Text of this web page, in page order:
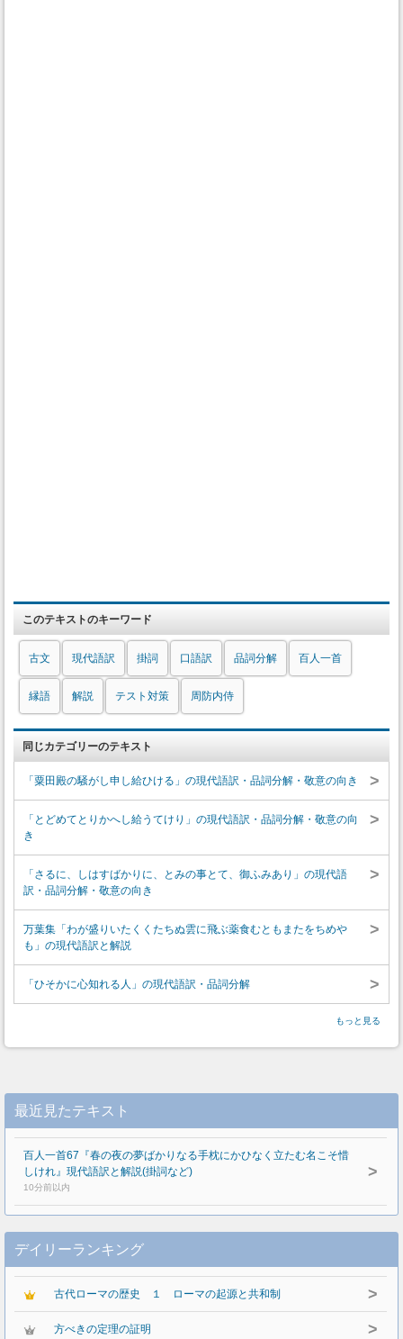
このテキストのキーワード
古文 現代語訳 掛詞 口語訳 品詞分解 百人一首
縁語 解説 テスト対策 周防内侍
同じカテゴリーのテキスト
「粟田殿の騒がし申し給ひける」の現代語訳・品詞分解・敬意の向き >
「とどめてとりかへし給うてけり」の現代語訳・品詞分解・敬意の向
き
>
「さるに、しはすばかりに、とみの事とて、御ふみあり」の現代語
訳・品詞分解・敬意の向き
>
万葉集「わが盛りいたくくたちぬ雲に飛ぶ薬食むともまたをちめや
も」の現代語訳と解説
>
「ひそかに心知れる人」の現代語訳・品詞分解 >
もっと見る
最近見たテキスト
百人一首67『春の夜の夢ばかりなる手枕にかひなく立たむ名こそ惜
しけれ』現代語訳と解説(掛詞など)
10分前以内
>
デイリーランキング
古代ローマの歴史 １ ローマの起源と共和制 >
方べきの定理の証明 >